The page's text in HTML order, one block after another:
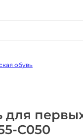
для
C050
обувь